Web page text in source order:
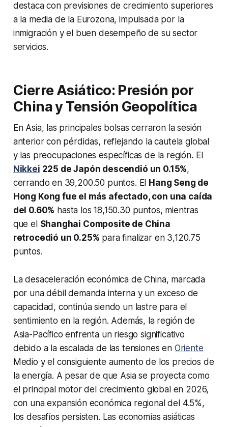
destaca con previsiones de crecimiento superiores
a la media de la Eurozona, impulsada por la
inmigración y el buen desempeño de su sector
servicios.
Cierre Asiático: Presión por
China y Tensión Geopolítica
En Asia, las principales bolsas cerraron la sesión
anterior con pérdidas, reflejando la cautela global
y las preocupaciones específicas de la región. El
Nikkei 225 de Japón descendió un 0.15%,
cerrando en 39,200.50 puntos. El Hang Seng de
Hong Kong fue el más afectado, con una caída
del 0.60% hasta los 18,150.30 puntos, mientras
que el Shanghai Composite de China
retrocedió un 0.25% para finalizar en 3,120.75
puntos.
La desaceleración económica de China, marcada
por una débil demanda interna y un exceso de
capacidad, continúa siendo un lastre para el
sentimiento en la región. Además, la región de
Asia-Pacífico enfrenta un riesgo significativo
debido a la escalada de las tensiones en Oriente
Medio y el consiguiente aumento de los precios de
la energía. A pesar de que Asia se proyecta como
el principal motor del crecimiento global en 2026,
con una expansión económica regional del 4.5%,
los desafíos persisten. Las economías asiáticas